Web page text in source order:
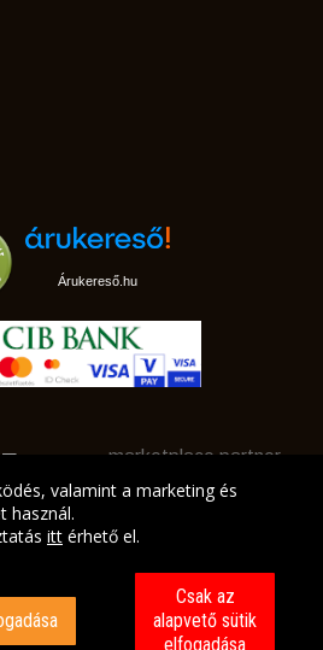
Árukereső.hu
marketplace partner
valamint a marketing és
használ.
itt érhető el.
Csak az
alapvető sütik
elfogadása